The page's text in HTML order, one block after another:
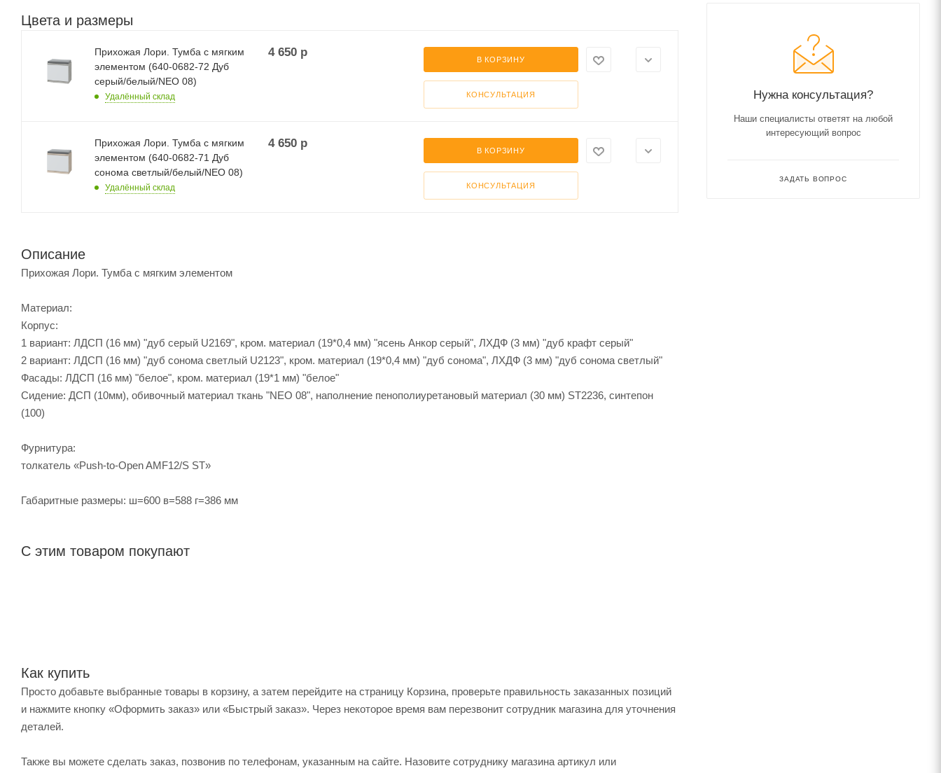
Цвета и размеры
Прихожая Лори. Тумба с мягким
элементом (640-0682-72 Дуб
серый/белый/NEO 08)
Удалённый склад
4 650р
В КОРЗИНУ
КОНСУЛЬТАЦИЯ
Прихожая Лори. Тумба с мягким
элементом (640-0682-71 Дуб
сонома светлый/белый/NEO 08)
Удалённый склад
4 650р
В КОРЗИНУ
КОНСУЛЬТАЦИЯ
Описание
Прихожая Лори. Тумба с мягким элементом
Материал:
Корпус:
1 вариант: ЛДСП (16 мм) "дуб серый U2169", кром. материал (19*0,4 мм) "ясень Анкор серый", ЛХДФ (3 мм) "дуб крафт серый"
2 вариант: ЛДСП (16 мм) "дуб сонома светлый U2123", кром. материал (19*0,4 мм) "дуб сонома", ЛХДФ (3 мм) "дуб сонома светлый"
Фасады: ЛДСП (16 мм) "белое", кром. материал (19*1 мм) "белое"
Сидение: ДСП (10мм), обивочный материал ткань "NEO 08", наполнение пенополиуретановый материал (30 мм) ST2236, синтепон
(100)
Фурнитура:
толкатель «Push-to-Open AMF12/S ST»
Габаритные размеры: ш=600 в=588 г=386 мм
С этим товаром покупают
Как купить
Просто добавьте выбранные товары в корзину, а затем перейдите на страницу Корзина, проверьте правильность заказанных позиций
и нажмите кнопку «Оформить заказ» или «Быстрый заказ». Через некоторое время вам перезвонит сотрудник магазина для уточнения
деталей.
Также вы можете сделать заказ, позвонив по телефонам, указанным на сайте. Назовите сотруднику магазина артикул или
Нужна консультация?
Наши специалисты ответят на любой
интересующий вопрос
ЗАДАТЬ ВОПРОС